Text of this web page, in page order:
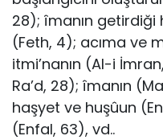
28); îmanın getirdiği
(Feth, 4); acıma ve
itmi’nanın (Al-i İmran,
Ra’d, 28); îmanın
haşyet ve huşûun
(Enfal, 63), vd..